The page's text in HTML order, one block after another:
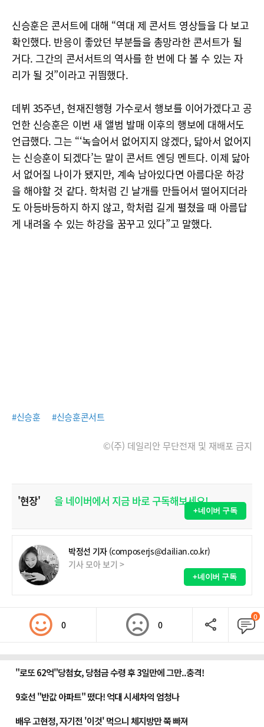
신승훈은 콘서트에 대해 “역대 제 콘서트 영상들을 다 보고
확인했다. 반응이 좋았던 부분들을 총망라한 콘서트가 될
거다. 그간의 콘서서트의 역사를 한 번에 다 볼 수 있는 자
리가 될 것”이라고 귀띔했다.
데뷔 35주년, 현재진행형 가수로서 행보를 이어가겠다고 공
언한 신승훈은 이번 새 앨범 발매 이후의 행보에 대해서도
언급했다. 그는 “‘녹슬어서 없어지지 않겠다, 닳아서 없어지
는 신승훈이 되겠다’는 말이 콘서트 엔딩 멘트다. 이제 닳아
서 없어질 나이가 됐지만, 계속 남아있다면 아름다운 하강
을 해야할 것 같다. 학처럼 긴 날개를 만들어서 떨어지더라
도 아등바등하지 하지 않고, 학처럼 길게 펼쳤을 때 아름답
게 내려올 수 있는 하강을 꿈꾸고 있다”고 말했다.
#신승훈 #신승훈콘서트
©(주) 데일리안 무단전재 및 재배포 금지
'현장' 을 네이버에서 지금 바로 구독해보세요!
+네이버 구독
박정선 기자 (composerjs@dailian.co.kr)
기사 모아 보기 >
+네이버 구독
0 0
0